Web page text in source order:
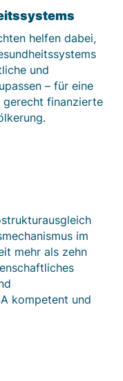
helfen dabei,
und
– für eine
finanzierte
im
mehr als zehn
kompetent und